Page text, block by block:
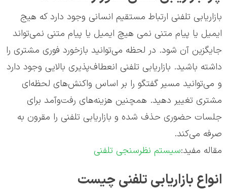
بازاریابی تلفنی ارتباط مستقیم انسانی وجود دارد که هیج
ایمیل یا پیام متنی نمی هیچ ایمیل یا پیام متنی نمی‌تواند
جایگزین آن شود. در لحظه می‌توانید بازخورد فوری مشتری را
داشته باشید. بازاریابی تلفنی انعطاف‌پذیری بالایی وجود دارد
و می‌توانید مسیر گفتگو را بر اساس واکنش‌های لحظه‌ای
مشتری تغییر دهید. همچنین هزینه‌های رفت‌وآمد برای
جلسات حضوری حذف شده و بازاریابی تلفنی را مقرون به
صرفه می‌کند.
مقاله مفید:سیستم نظرسنجی تلفنی
انواع بازاریابی تلفنی چیست